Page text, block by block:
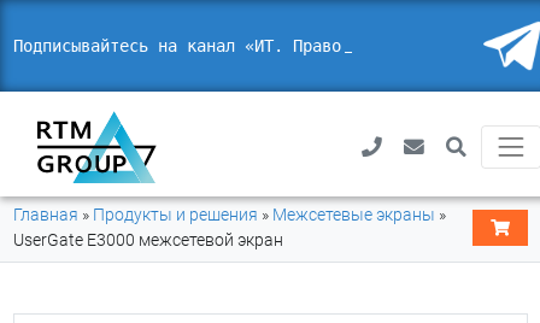
Подписывайтесь на канал «ИТ. Право. Бе
Главная » Продукты и решения » Межсетевые экраны »
UserGate E3000 межсетевой экран